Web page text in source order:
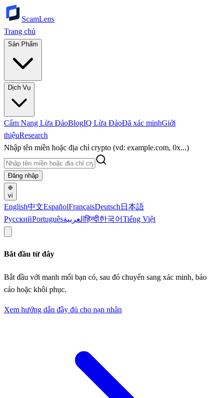
ScamLens
Trang chủ
Sản Phẩm
Dịch Vụ
Cẩm Nang Lừa ĐảoBlogIQ Lừa ĐảoĐã xác minhGiới
thiệuResearch
Nhập tên miền hoặc địa chỉ crypto (vd: example.com, 0x...)
Đăng nhập
vi
English中文EspañolFrançaisDeutsch 日本語
РусскийPortuguêsالعربيةहिन्दी한국어Tiếng Việt
Bắt đầu từ đây
Bắt đầu với manh mối bạn có, sau đó chuyển sang xác minh, báo
cáo hoặc khôi phục.
Xem hướng dẫn đầy đủ cho nạn nhân